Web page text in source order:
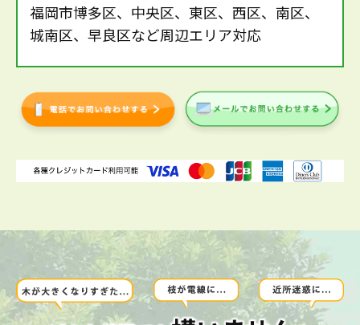
福岡市博多区、中央区、東区、西区、南区、
城南区、早良区など周辺エリア対応